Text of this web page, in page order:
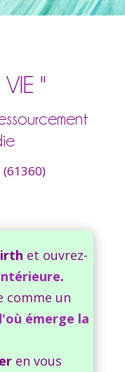
VIE "
(61360)
et ouvrez-
.
comme un
émerge la
en vous